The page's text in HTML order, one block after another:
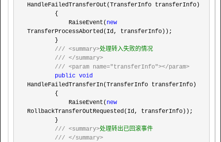
HandleFailedTransferOut(TransferInfo transferInfo)
            RaiseEvent(
new
TransferProcessAborted(Id, transferInfo));
/// <summary>处理转入失败的情况
/// </summary>
/// <param name="transferInfo"></param>
public void
HandleFailedTransferIn(TransferInfo transferInfo)
            RaiseEvent(
new
RollbackTransferOutRequested(Id, transferInfo));
/// <summary>处理转出已回滚事件
/// </summary>